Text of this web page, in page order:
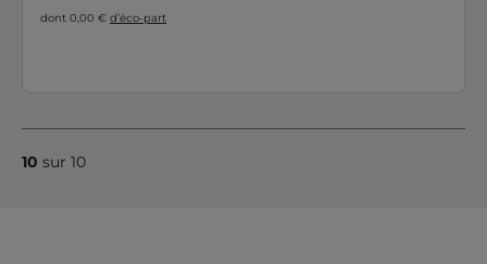
dont 0,00 € d’éco-part
10 sur 10